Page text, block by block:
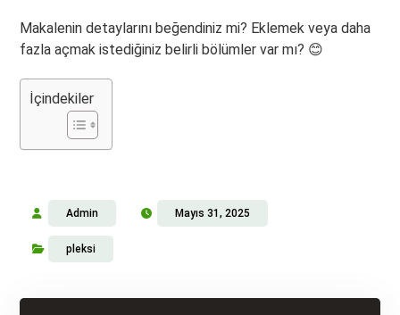
Makalenin detaylarını beğendiniz mi? Eklemek veya daha
fazla açmak istediğiniz belirli bölümler var mı? 😊
İçindekiler
Admin Mayıs 31, 2025
pleksi